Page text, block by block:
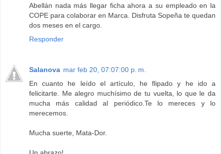
Abellán nada más llegar ficha ahora a su empleado en la
COPE para colaborar en Marca. Disfruta Sopeña te quedan
dos meses en el cargo.
Responder
Salanova mar feb 20, 07:07:00 p. m.
En cuanto he leído el artículo, he flipado y he ido a
felicitarte. Me alegro muchísimo de tu vuelta, lo que le da
mucha más calidad al periódico.Te lo mereces y lo
merecemos.
Mucha suerte, Mata-Dor.